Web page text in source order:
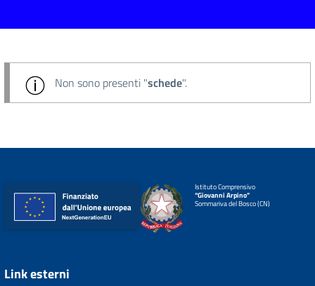
Non sono presenti "schede".
Istituto Comprensivo
“Giovanni Arpino”
Sommariva del Bosco (CN)
Link esterni